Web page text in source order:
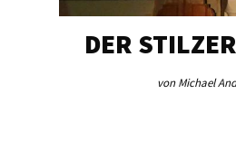
DER
von Michael